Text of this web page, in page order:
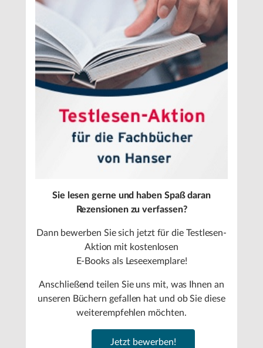
Sie lesen gerne und haben Spaß daran
Rezensionen zu verfassen?
Dann bewerben Sie sich jetzt für die Testlesen-
Aktion mit kostenlosen
E-Books als Leseexemplare!
Anschließend teilen Sie uns mit, was Ihnen an
unseren Büchern gefallen hat und ob Sie diese
weiterempfehlen möchten.
Jetzt bewerben!